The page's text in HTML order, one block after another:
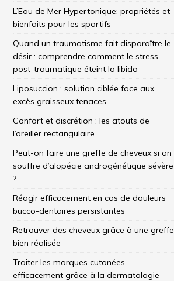
L’Eau de Mer Hypertonique: propriétés et
bienfaits pour les sportifs
Quand un traumatisme fait disparaître le
désir : comprendre comment le stress
post-traumatique éteint la libido
Liposuccion : solution ciblée face aux
excès graisseux tenaces
Confort et discrétion : les atouts de
l’oreiller rectangulaire
Peut-on faire une greffe de cheveux si on
souffre d’alopécie androgénétique sévère
?
Réagir efficacement en cas de douleurs
bucco-dentaires persistantes
Retrouver des cheveux grâce à une greffe
bien réalisée
Traiter les marques cutanées
efficacement grâce à la dermatologie